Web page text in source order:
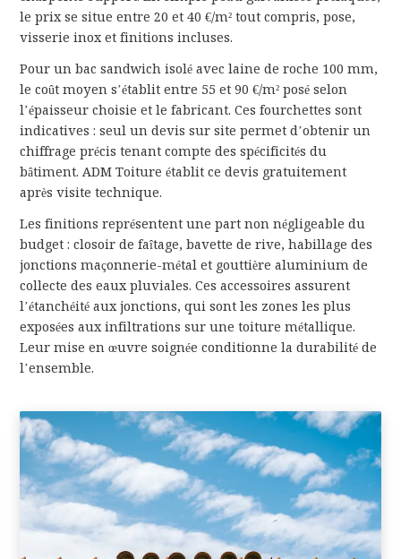
le prix se situe entre 20 et 40 €/m² tout compris, pose,
visserie inox et finitions incluses.
Pour un bac sandwich isolé avec laine de roche 100 mm,
le coût moyen s’établit entre 55 et 90 €/m² posé selon
l’épaisseur choisie et le fabricant. Ces fourchettes sont
indicatives : seul un devis sur site permet d’obtenir un
chiffrage précis tenant compte des spécificités du
bâtiment. ADM Toiture établit ce devis gratuitement
après visite technique.
Les finitions représentent une part non négligeable du
budget : closoir de faîtage, bavette de rive, habillage des
jonctions maçonnerie-métal et gouttière aluminium de
collecte des eaux pluviales. Ces accessoires assurent
l’étanchéité aux jonctions, qui sont les zones les plus
exposées aux infiltrations sur une toiture métallique.
Leur mise en œuvre soignée conditionne la durabilité de
l’ensemble.